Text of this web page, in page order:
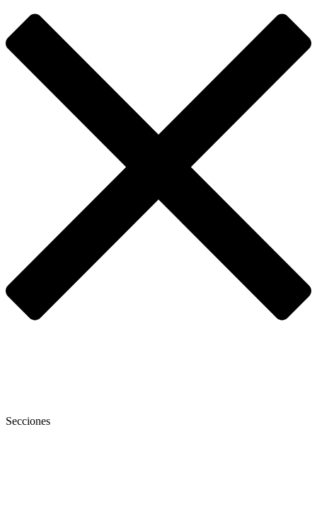
Secciones